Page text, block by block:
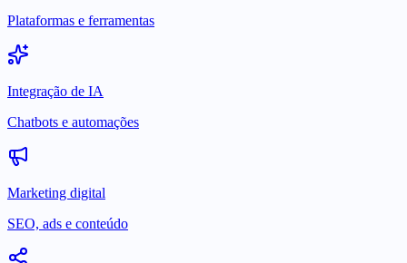
Plataformas e ferramentas
Integração de IA
Chatbots e automações
Marketing digital
SEO, ads e conteúdo